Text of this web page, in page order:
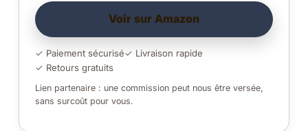
Voir sur Amazon
✓ Paiement sécurisé✓ Livraison rapide
✓ Retours gratuits
Lien partenaire : une commission peut nous être versée,
sans surcoût pour vous.